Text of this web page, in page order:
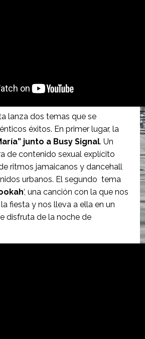
lanza dos temas que se
éxitos. En primer lugar, la
junto a Busy Signal. Un
de contenido sexual explícito
ritmos jamaicanos y dancehall
urbanos. El segundo tema
‘, una canción con la que nos
fiesta y nos lleva a ella en un
disfruta de la noche de